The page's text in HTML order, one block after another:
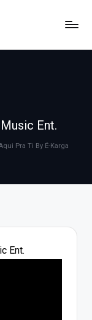
Ent.
Pra Ti By É-Karga
Ent.